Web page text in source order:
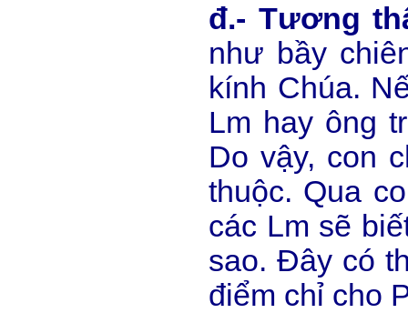
đ.- Tương
như bầy
kính Chúa.
Lm hay ông
Do vậy, con
thuộc. Qua
các Lm sẽ
sao. Đây có
điểm chỉ cho